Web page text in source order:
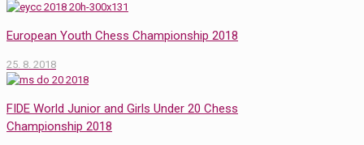
European Youth Chess Championship 2018
25. 8. 2018
FIDE World Junior and Girls Under 20 Chess
Championship 2018